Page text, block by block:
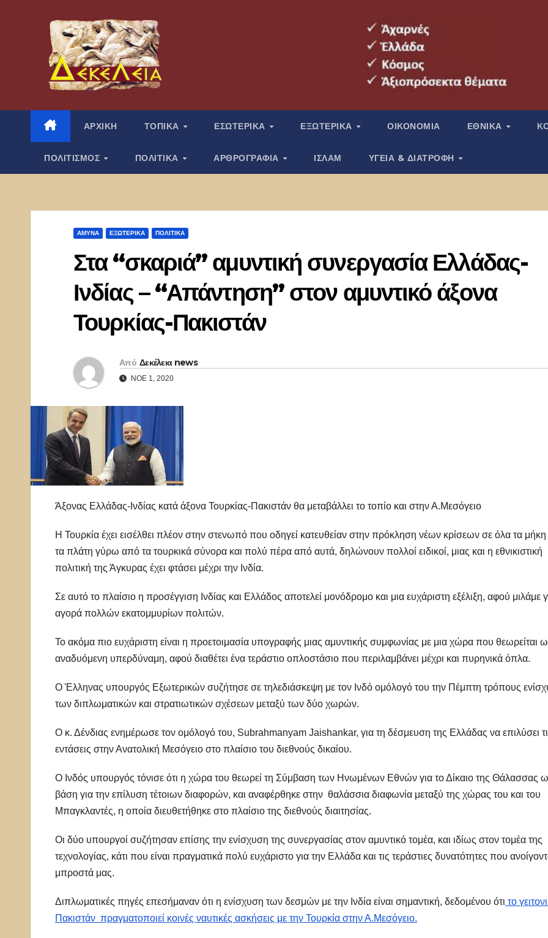
περιεχόμενο
ΑΡΧΙΚΗ ΤΟΠΙΚΑ ΕΣΩΤΕΡΙΚΑ ΕΞΩΤΕΡΙΚΑ ΟΙΚΟΝΟΜΙΑ ΕΘΝΙΚΑ
ΠΟΛΙΤΙΣΜΟΣ ΠΟΛΙΤΙΚΑ ΑΡΘΡΟΓΡΑΦΙΑ ΙΣΛΑΜ ΥΓΕΙΑ & ΔΙΑΤΡΟΦΗ
ΑΜΥΝΑ ΕΞΩΤΕΡΙΚΑ ΠΟΛΙΤΙΚΑ
Στα “σκαριά” αμυντική συνεργασία Ελλάδας-
Ινδίας – “Απάντηση” στον αμυντικό άξονα
Τουρκίας-Πακιστάν
Από Δεκέλεια news
ΝΟΈ 1, 2020
Άξονας Ελλάδας-Ινδίας κατά άξονα Τουρκίας-Πακιστάν θα μεταβάλλει το τοπίο και στην Α.Μεσόγειο
Η Τουρκία έχει εισέλθει πλέον στην στενωπό που οδηγεί κατευθείαν στην πρόκληση νέων κρίσεων σε όλα τα μήκη
τα πλάτη γύρω από τα τουρκικά σύνορα και πολύ πέρα από αυτά, δηλώνουν πολλοί ειδικοί, μιας και η εθνικιστική
πολιτική της Άγκυρας έχει φτάσει μέχρι την Ινδία.
Σε αυτό το πλαίσιο η προσέγγιση Ινδίας και Ελλάδος αποτελεί μονόδρομο και μια ευχάριστη εξέλιξη, αφού μιλάμε
αγορά πολλών εκατομμυρίων πολιτών.
Το ακόμα πιο ευχάριστη είναι η προετοιμασία υπογραφής μιας αμυντικής συμφωνίας με μια χώρα που θεωρείται
αναδυόμενη υπερδύναμη, αφού διαθέτει ένα τεράστιο οπλοστάσιο που περιλαμβάνει μέχρι και πυρηνικά όπλα.
Ο Έλληνας υπουργός Εξωτερικών συζήτησε σε τηλεδιάσκεψη με τον Ινδό ομόλογό του την Πέμπτη τρόπους
των διπλωματικών και στρατιωτικών σχέσεων μεταξύ των δύο χωρών.
Ο κ. Δένδιας ενημέρωσε τον ομόλογό του, Subrahmanyam Jaishankar, για τη δέσμευση της Ελλάδας να επιλύσει
εντάσεις στην Ανατολική Μεσόγειο στο πλαίσιο του διεθνούς δικαίου.
Ο Ινδός υπουργός τόνισε ότι η χώρα του θεωρεί τη Σύμβαση των Ηνωμένων Εθνών για το Δίκαιο της Θάλασσας
βάση για την επίλυση τέτοιων διαφορών, και αναφέρθηκε στην θαλάσσια διαφωνία μεταξύ της χώρας του και του
Μπαγκλαντές, η οποία διευθετήθηκε στο πλαίσιο της διεθνούς διαιτησίας.
Οι δύο υπουργοί συζήτησαν επίσης την ενίσχυση της συνεργασίας στον αμυντικό τομέα, και ιδίως στον τομέα της
τεχνολογίας, κάτι που είναι πραγματικά πολύ ευχάριστο για την Ελλάδα και τις τεράστιες δυνατότητες που
μπροστά μας.
Διπλωματικές πηγές επεσήμαναν ότι η ενίσχυση των δεσμών με την Ινδία είναι σημαντική, δεδομένου ότι το
Πακιστάν πραγματοποιεί κοινές ναυτικές ασκήσεις με την Τουρκία στην Α.Μεσόγειο.